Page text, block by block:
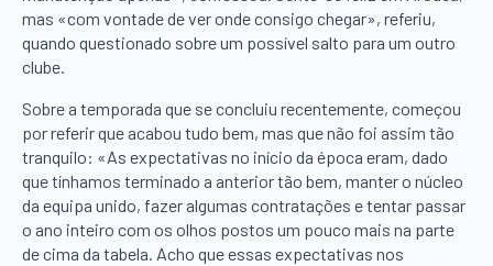
mas «com vontade de ver onde consigo chegar», referiu,
quando questionado sobre um possível salto para um outro
clube.
Sobre a temporada que se concluiu recentemente, começou
por referir que acabou tudo bem, mas que não foi assim tão
tranquilo: «As expectativas no início da época eram, dado
que tínhamos terminado a anterior tão bem, manter o núcleo
da equipa unido, fazer algumas contratações e tentar passar
o ano inteiro com os olhos postos um pouco mais na parte
de cima da tabela. Acho que essas expectativas nos